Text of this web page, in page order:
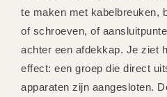
te maken met kabelbreuken,
of schroeven, of
achter een afdekkap. Je ziet
effect: een groep die direct
apparaten zijn aangesloten.